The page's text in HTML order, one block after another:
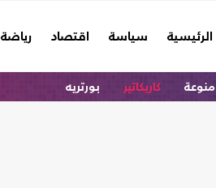
الرئيسية
(current) سياسة اقتصاد رياضة
كاريكاتير بورتريه